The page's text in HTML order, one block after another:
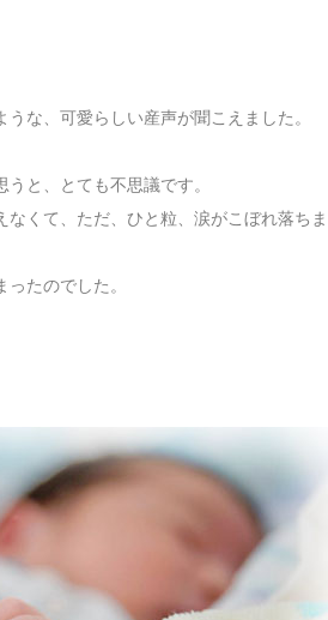
な、可愛らしい産声が聞こえました。
と、とても不思議です。
くて、ただ、ひと粒、涙がこぼれ落ち
たのでした。